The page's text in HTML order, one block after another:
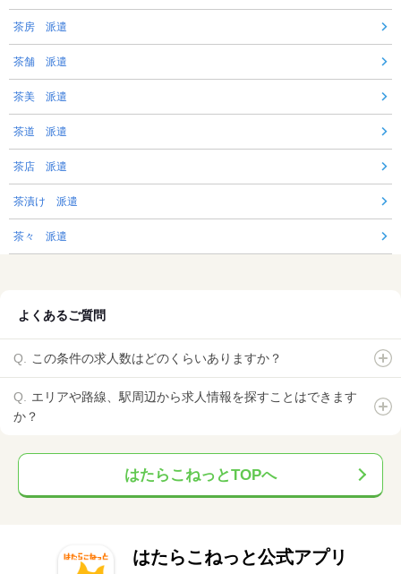
茶房 派遣
茶舗 派遣
茶美 派遣
茶道 派遣
茶店 派遣
茶漬け 派遣
茶々 派遣
よくあるご質問
この条件の求人数はどのくらいありますか？
エリアや路線、駅周辺から求人情報を探すことはできます
か？
はたらこねっとTOPへ
はたらこねっと公式アプリ